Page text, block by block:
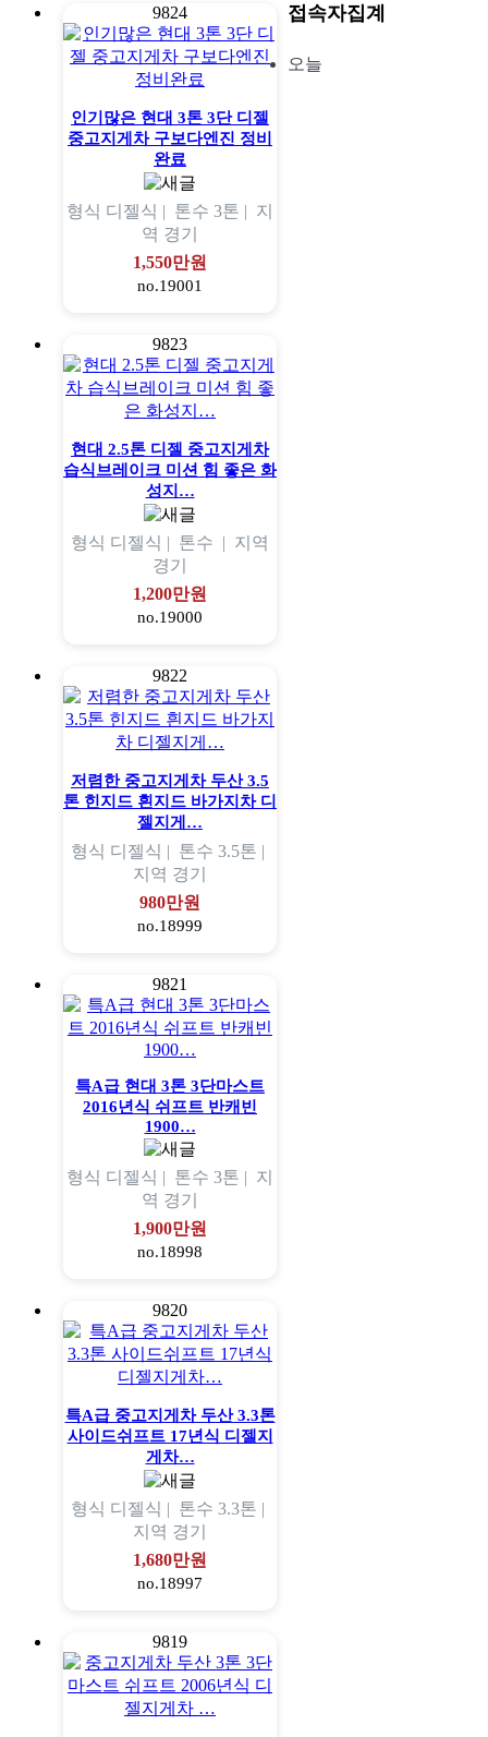
9824
인기많은 현대 3톤 3단 디젤
중고지게차 구보다엔진 정비
완료
형식 디젤식 | 톤수 3톤 | 지
역 경기
1,550만원
no.19001
9823
현대 2.5톤 디젤 중고지게차
습식브레이크 미션 힘 좋은 화
성지…
형식 디젤식 | 톤수 | 지역
경기
1,200만원
no.19000
9822
저렴한 중고지게차 두산 3.5
톤 힌지드 흰지드 바가지차 디
젤지게…
형식 디젤식 | 톤수 3.5톤 |
지역 경기
980만원
no.18999
9821
특A급 현대 3톤 3단마스트
2016년식 쉬프트 반캐빈
1900…
형식 디젤식 | 톤수 3톤 | 지
역 경기
1,900만원
no.18998
9820
특A급 중고지게차 두산 3.3톤
사이드쉬프트 17년식 디젤지
게차…
형식 디젤식 | 톤수 3.3톤 |
지역 경기
1,680만원
no.18997
9819
접속자집계
오늘